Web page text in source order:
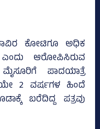
ಕೋಟಿಗೂ ಅಧಿಕ
ಆರೋಪಿಸಿರುವ
ಪಾದಯಾತ್ರೆ
2 ವರ್ಷಗಳ ಹಿಂದೆ
ಬರೆದಿದ್ದ ಪತ್ರವು